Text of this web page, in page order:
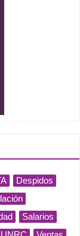
Despidos
Salarios